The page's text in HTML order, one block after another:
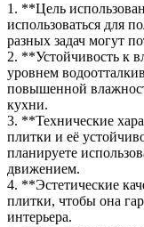
1. **Цель
использоваться для
разных задач могут
2. **Устойчивость к
уровнем
повышенной
кухни.
3. **Технические
плитки и её
планируете
движением.
4. **Эстетические
плитки, чтобы она
интерьера.